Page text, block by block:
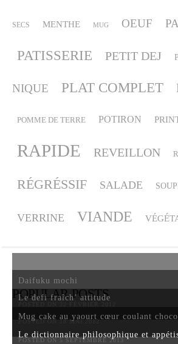
SECS MENTHE MUG OEUF
PATISSERIE PETIT DEJ
NIQUE PLAT COMPLET
POMME DE TERRE POTIRON
RAPIDE REVEILLON
RÉGRÉSSIF SALADE
VERRINE VIANDE
POPULAR POSTS
Daifuku mochi
Le defi fraîch’ attitude
POSTED ON 18 MAI 2012
Mug cake au yaourt cœur coulant
POSTED ON 5 SEPTEMBRE 2013
Le dictionnaire philosophique et